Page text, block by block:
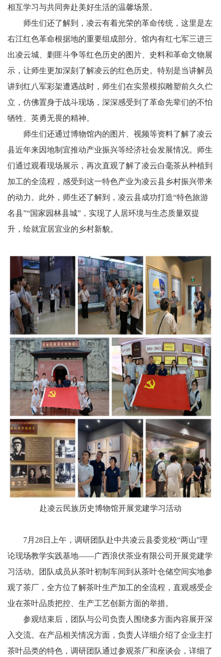
相互学习与共同奔赴美好生活的温馨场景。
师生们还了解到，凌云有着光荣的革命传统，这里是左
右江红色革命根据地的重要组成部分。馆内有红七军三进三
出凌云城、剿匪斗争等红色历史的图片、史料和革命文物展
示，让师生更加深刻了解凌云的红色历史。特别是当讲解员
讲到红八军彩架遭遇战时，师生们在实景模拟雕塑前久久伫
立，仿佛置身于战斗现场，深深感受到了革命先辈们的不怕
牺牲、英勇无畏的精神。
师生们还通过博物馆内的图片、视频等资料了解了凌云
县近年来因地制宜推动产业振兴等经济社会发展情况。师生
们通过观看现场展示，再次直观了解了凌云白毫茶从种植到
加工的全流程，感受到这一特色产业为凌云县乡村振兴带来
的动力。此外，师生还了解到，凌云县成功打造“特色旅游
名县”“国家园林县城”，实现了人居环境与生态质量双提
升，绘就宜居宜业的乡村新貌。
赴凌云民族历史博物馆开展党建学习活动
7月28日上午，调研团队赴中共凌云县委党校“两山”理
论现场教学实践基地——广西浪伏茶业有限公司开展党建学
习活动。团队成员从茶叶初制车间到从茶叶仓储空间实地参
观了茶厂，全方位了解茶叶生产加工的全流程，直观感受企
业在茶叶品质把控、生产工艺创新方面的举措。
参观结束后，团队与公司负责人围绕多方面内容展开深
入交流。在产品相关情况方面，负责人详细介绍了企业主打
茶叶品类的特色，调研团队通过参观茶厂和座谈会，详细了